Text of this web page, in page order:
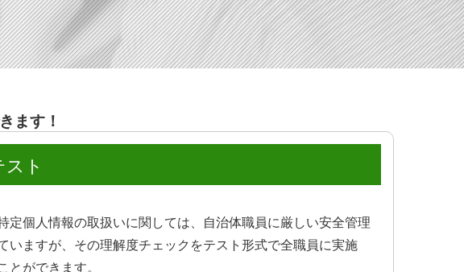
ます！
ト
定個人情報の取扱いに関しては、自治体職員に厳しい安全管理
いますが、その理解度チェックをテスト形式で全職員に実施
とができます。